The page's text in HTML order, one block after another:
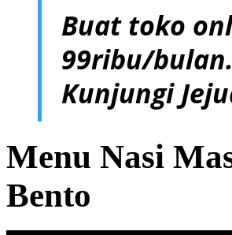
Buat toko
99ribu/bulan.
Kunjungi
Menu Nasi
Bento